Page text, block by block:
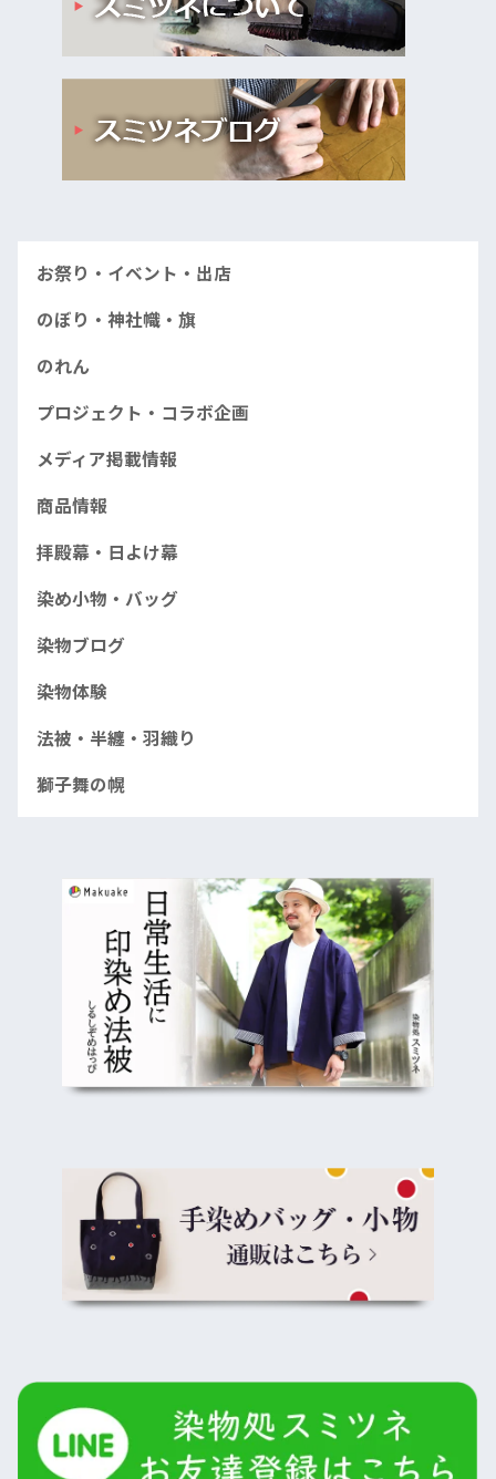
お祭り・イベント・出店
のぼり・神社幟・旗
のれん
プロジェクト・コラボ企画
メディア掲載情報
商品情報
拝殿幕・日よけ幕
染め小物・バッグ
染物ブログ
染物体験
法被・半纏・羽織り
獅子舞の幌